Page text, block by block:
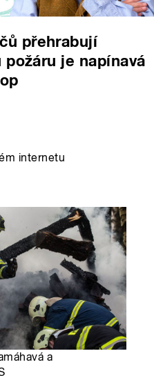
přehrabují
je napínavá
internetu
a